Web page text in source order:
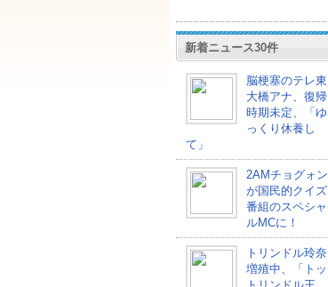
新着ニュース30件
脳梗塞のテレ東
大橋アナ、復帰
時期未定、「ゆ
っくり休養し
て」
2AMチョグォン
が国民的クイズ
番組のスペシャ
ルMCに！
トリンドル玲奈
増殖中、「トッ